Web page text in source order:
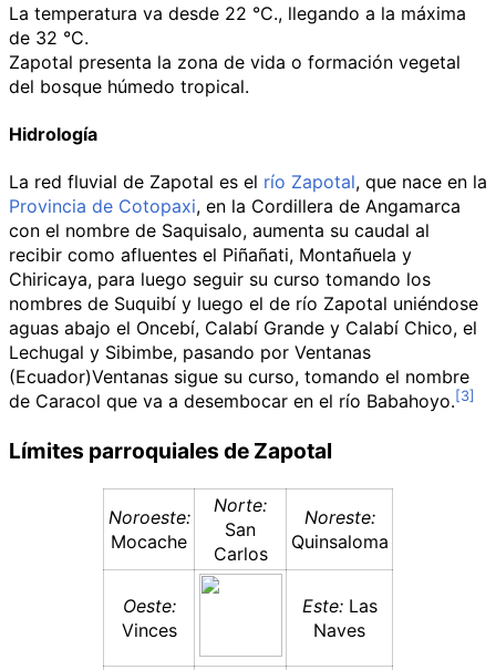
La temperatura va desde 22 °C., llegando a la máxima
de 32 °C.
Zapotal presenta la zona de vida o formación vegetal
del bosque húmedo tropical.
Hidrología
La red fluvial de Zapotal es el río Zapotal, que nace en la
Provincia de Cotopaxi, en la Cordillera de Angamarca
con el nombre de Saquisalo, aumenta su caudal al
recibir como afluentes el Piñañati, Montañuela y
Chiricaya, para luego seguir su curso tomando los
nombres de Suquibí y luego el de río Zapotal uniéndose
aguas abajo el Oncebí, Calabí Grande y Calabí Chico, el
Lechugal y Sibimbe, pasando por Ventanas
(Ecuador)Ventanas sigue su curso, tomando el nombre
de Caracol que va a desembocar en el río Babahoyo.
Límites parroquiales de Zapotal
Noroeste:
Mocache
Norte:
San
Carlos
Noreste:
Quinsaloma
Oeste:
Vinces
Este:Las
Naves